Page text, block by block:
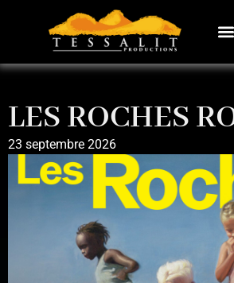
LES ROCHES
23 septembre 2026